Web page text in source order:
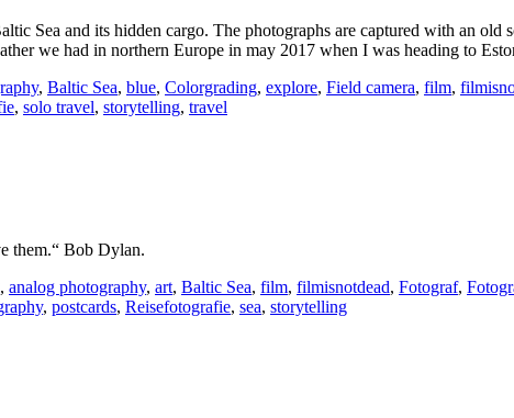
Sea and its hidden cargo. The photographs are captured with an
we had in northern Europe in may 2017 when I was heading to
, Baltic Sea, blue, Colorgrading, explore, Field camera, film,
, solo travel, storytelling, travel
them.“ Bob Dylan.
, analog photography, art, Baltic Sea, film, filmisnotdead, Fotograf,
, postcards, Reisefotografie, sea, storytelling